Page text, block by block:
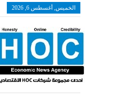
الخميس, أغسطس 6, 2026